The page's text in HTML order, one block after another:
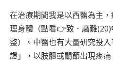
在治療期間我是以西醫為主
理身體（點看👉致．磨難
整）。中醫也有大量研究投
證」，以肢體或關節出現疼